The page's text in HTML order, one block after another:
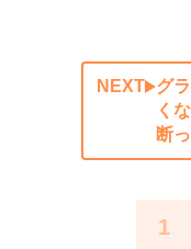
NEXT
グ
く
断
1